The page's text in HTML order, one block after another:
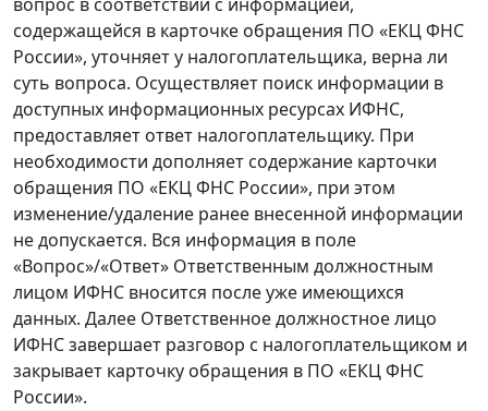
вопрос в соответствии с информацией,
содержащейся в карточке обращения ПО «ЕКЦ ФНС
России», уточняет у налогоплательщика, верна ли
суть вопроса. Осуществляет поиск информации в
доступных информационных ресурсах ИФНС,
предоставляет ответ налогоплательщику. При
необходимости дополняет содержание карточки
обращения ПО «ЕКЦ ФНС России», при этом
изменение/удаление ранее внесенной информации
не допускается. Вся информация в поле
«Вопрос»/«Ответ» Ответственным должностным
лицом ИФНС вносится после уже имеющихся
данных. Далее Ответственное должностное лицо
ИФНС завершает разговор с налогоплательщиком и
закрывает карточку обращения в ПО «ЕКЦ ФНС
России».